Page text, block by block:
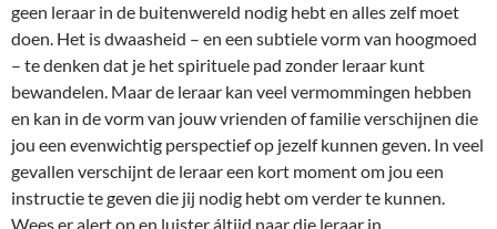
geen leraar in de buitenwereld nodig hebt en alles zelf moet
doen. Het is dwaasheid – en een subtiele vorm van hoogmoed
– te denken dat je het spirituele pad zonder leraar kunt
bewandelen. Maar de leraar kan veel vermommingen hebben
en kan in de vorm van jouw vrienden of familie verschijnen die
jou een evenwichtig perspectief op jezelf kunnen geven. In veel
gevallen verschijnt de leraar een kort moment om jou een
instructie te geven die jij nodig hebt om verder te kunnen.
Wees er alert op en luister áltijd naar die leraar in